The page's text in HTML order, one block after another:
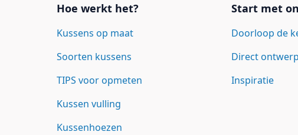
Hoe werkt het?
Kussens op maat
Soorten kussens
TIPS voor opmeten
Kussen vulling
Kussenhoezen
Start met
Doorloop de
Direct
Inspiratie